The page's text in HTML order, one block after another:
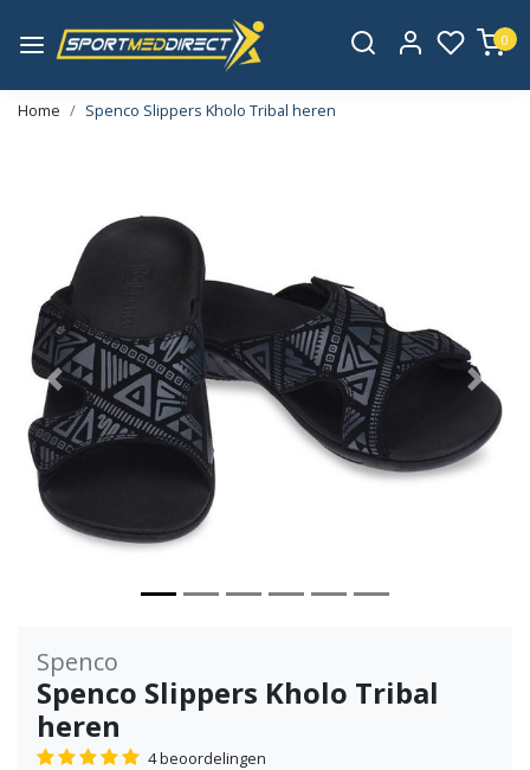
0
Home Spenco Slippers Kholo Tribal heren
Vorige
Spenco
Spenco Slippers Kholo Tribal
heren
4 beoordelingen